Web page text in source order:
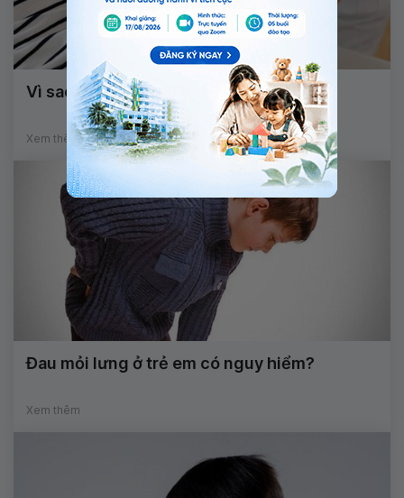
Vì sao ung thư xương hay gặp ở trẻ em?
Xem thêm
Đau mỏi lưng ở trẻ em có nguy hiểm?
Xem thêm